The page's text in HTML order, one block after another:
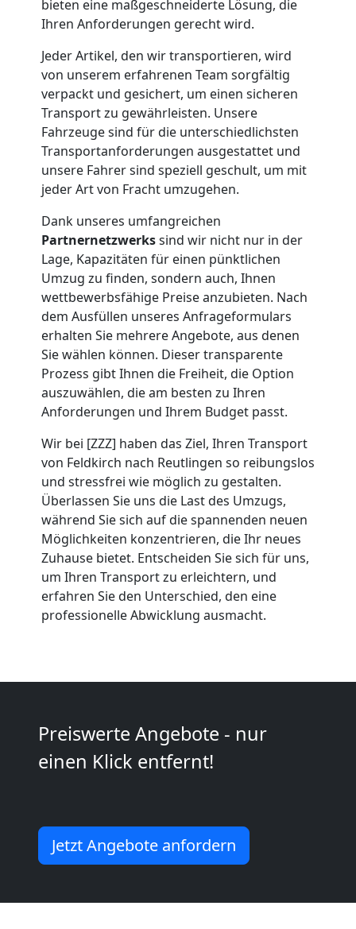
bieten eine maßgeschneiderte Lösung, die
Ihren Anforderungen gerecht wird.
Jeder Artikel, den wir transportieren, wird
von unserem erfahrenen Team sorgfältig
verpackt und gesichert, um einen sicheren
Transport zu gewährleisten. Unsere
Fahrzeuge sind für die unterschiedlichsten
Transportanforderungen ausgestattet und
unsere Fahrer sind speziell geschult, um mit
jeder Art von Fracht umzugehen.
Dank unseres umfangreichen
Partnernetzwerkssind wir nicht nur in der
Lage, Kapazitäten für einen pünktlichen
Umzug zu finden, sondern auch, Ihnen
wettbewerbsfähige Preise anzubieten. Nach
dem Ausfüllen unseres Anfrageformulars
erhalten Sie mehrere Angebote, aus denen
Sie wählen können. Dieser transparente
Prozess gibt Ihnen die Freiheit, die Option
auszuwählen, die am besten zu Ihren
Anforderungen und Ihrem Budget passt.
Wir bei [ZZZ] haben das Ziel, Ihren Transport
von Feldkirch nach Reutlingen so reibungslos
und stressfrei wie möglich zu gestalten.
Überlassen Sie uns die Last des Umzugs,
während Sie sich auf die spannenden neuen
Möglichkeiten konzentrieren, die Ihr neues
Zuhause bietet. Entscheiden Sie sich für uns,
um Ihren Transport zu erleichtern, und
erfahren Sie den Unterschied, den eine
professionelle Abwicklung ausmacht.
Preiswerte Angebote - nur
einen Klick entfernt!
Jetzt Angebote anfordern
Möbelmontage
Feldkirch
Möbeltransport
Feldkirch
Beiladung
Feldkirch
Mini
Umzug
Feldkirch
Umzug
Mann
LKW
Kunsttransport
Feldkirch
Umzug
Feldkirch
3